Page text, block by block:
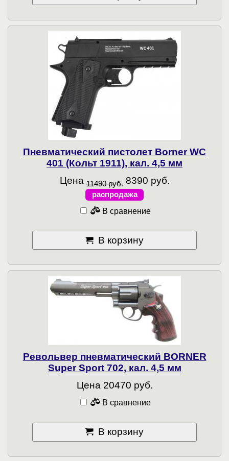
Пневматический пистолет Borner WC
401 (Кольт 1911), кал. 4,5 мм
Цена 11490 руб. 8390 руб.
распродажа
В сравнение
В корзину
Револьвер пневматический BORNER
Super Sport 702, кал. 4,5 мм
Цена 20470 руб.
В сравнение
В корзину